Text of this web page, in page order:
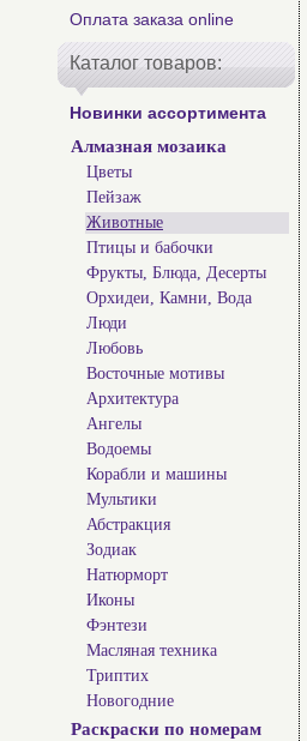
Оплата заказа online
Каталог товаров:
Новинки ассортимента
Алмазная мозаика
Цветы
Пейзаж
Животные
Птицы и бабочки
Фрукты, Блюда, Десерты
Орхидеи, Камни, Вода
Люди
Любовь
Восточные мотивы
Архитектура
Ангелы
Водоемы
Корабли и машины
Мультики
Абстракция
Зодиак
Натюрморт
Иконы
Фэнтези
Масляная техника
Триптих
Новогодние
Раскраски по номерам